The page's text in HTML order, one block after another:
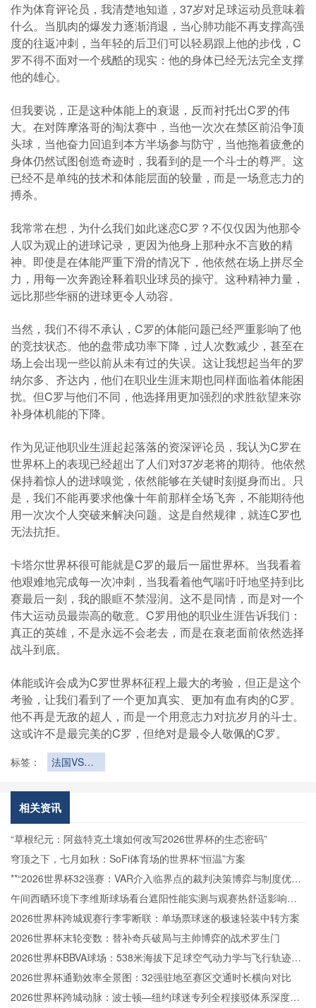
作为体育评论员，我清楚地知道，37岁对足球运动员意味着
什么。当肌肉的爆发力逐渐消退，当心肺功能不再支撑高强
度的往返冲刺，当年轻的后卫们可以轻易跟上他的步伐，C
罗不得不面对一个残酷的现实：他的身体已经无法完全支撑
他的雄心。
但我要说，正是这种体能上的衰退，反而衬托出C罗的伟
大。在对阵摩洛哥的淘汰赛中，当他一次次在禁区前沿争顶
头球，当他奋力回追到本方半场参与防守，当他拖着疲惫的
身体仍然试图创造奇迹时，我看到的是一个斗士的尊严。这
已经不是单纯的技术和体能层面的较量，而是一场意志力的
搏杀。
我常常在想，为什么我们如此迷恋C罗？不仅仅因为他那令
人叹为观止的进球记录，更因为他身上那种永不言败的精
神。即使是在体能严重下滑的情况下，他依然在场上拼尽全
力，用每一次奔跑诠释着职业球员的操守。这种精神力量，
远比那些华丽的进球更令人动容。
当然，我们不得不承认，C罗的体能问题已经严重影响了他
的竞技状态。他的盘带成功率下降，过人次数减少，甚至在
场上会出现一些以前从未有过的失误。这让我想起当年的罗
纳尔多、齐达内，他们在职业生涯末期也同样面临着体能困
扰。但C罗与他们不同，他选择用更加强烈的求胜欲望来弥
补身体机能的下降。
作为见证他职业生涯起起落落的资深评论员，我认为C罗在
世界杯上的表现已经超出了人们对37岁老将的期待。他依然
保持着惊人的进球嗅觉，依然能够在关键时刻挺身而出。只
是，我们不能再要求他像十年前那样全场飞奔，不能期待他
用一次次个人突破来解决问题。这是自然规律，就连C罗也
无法抗拒。
卡塔尔世界杯很可能就是C罗的最后一届世界杯。当我看着
他艰难地完成每一次冲刺，当我看着他气喘吁吁地坚持到比
赛最后一刻，我的眼眶不禁湿润。这不是同情，而是对一个
伟大运动员最崇高的敬意。C罗用他的职业生涯告诉我们：
真正的英雄，不是永远不会老去，而是在衰老面前依然选择
战斗到底。
体能或许会成为C罗世界杯征程上最大的考验，但正是这个
考验，让我们看到了一个更加真实、更加有血有肉的C罗。
他不再是无敌的超人，而是一个用意志力对抗岁月的斗士。
这或许不是最完美的C罗，但绝对是最令人敬佩的C罗。
标签：
法国VS伊
国VS伊拉
克在线直播
相关资讯
“草根纪元：阿兹特克土壤如何改写2026世界杯的生态密码”
穹顶之下，七月如秋：SoFi体育场的世界杯“恒温”方案
**“2026世界杯32强赛：VAR介入临界点的裁判决策博弈与制度优化
路径”**
午间西晒环境下李维斯球场看台遮阳性能实测与观赛热舒适影响分
析
2026世界杯跨城观赛行李零断联：单场票球迷的极速轻装中转方案
2026世界杯末轮变数：替补奇兵破局与主帅博弈的战术罗生门
2026世界杯BBVA球场：538米海拔下足球空气动力学与飞行轨迹的
微扰动解析
2026世界杯通勤效率全景图：32强驻地至赛区交通时长横向对比
2026世界杯跨城动脉：波士顿—纽约球迷专列全程接驳体系深度拆